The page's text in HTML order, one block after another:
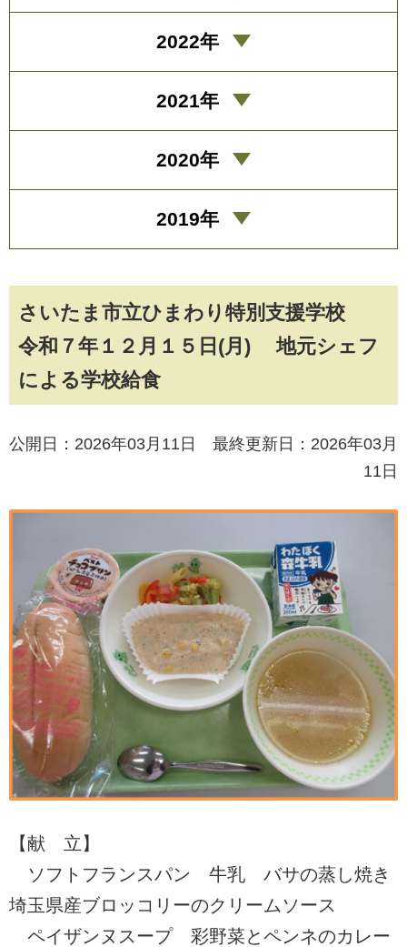
さいたま市立ひまわり特別支援学校
令和７年１２月１５日(月) 地元シェフ
による学校給食
公開日：2026年03月11日 最終更新日：2026年03月
11日
【献 立】
ソフトフランスパン 牛乳 バサの蒸し焼き
埼玉県産ブロッコリーのクリームソース
ペイザンヌスープ 彩野菜とペンネのカレー
2022年
2021年
2020年
2019年